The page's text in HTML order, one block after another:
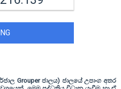
Grouper ජාලය) ජාලයේ උපාංග අතර